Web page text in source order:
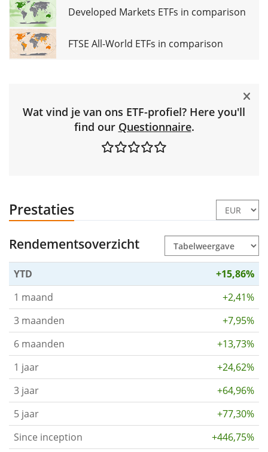
Developed Markets ETFs in comparison
FTSE All-World ETFs in comparison
Wat vind je van ons ETF-profiel? Here you'll
find our Questionnaire.
Prestaties
Rendementsoverzicht
YTD
+15,86%
1 maand
+2,41%
3 maanden
+7,95%
6 maanden
+13,73%
1 jaar
+24,62%
3 jaar
+64,96%
5 jaar
+77,30%
Since inception
+446,75%